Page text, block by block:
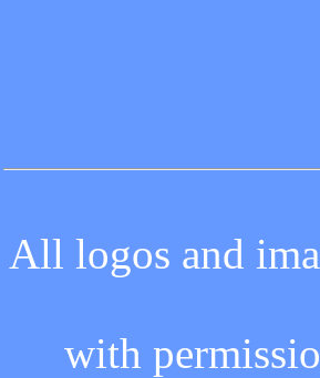
All logos and
with